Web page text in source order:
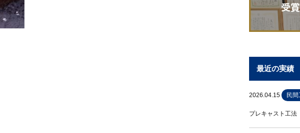
最近の実績
2026.04.15 民
プレキャスト工